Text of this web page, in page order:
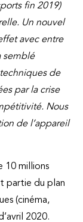
fin 2019)
Un nouvel
avec entre
semblé
de
par la crise
Nous
de l’appareil
10 millions
partie du plan
(cinéma,
2020.